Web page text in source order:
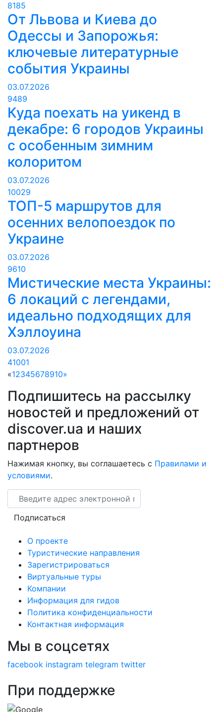
8185
От Львова и Киева до
Одессы и Запорожья:
ключевые литературные
события Украины
03.07.2026
9489
Куда поехать на уикенд в
декабре: 6 городов Украины
с особенным зимним
колоритом
03.07.2026
10029
ТОП-5 маршрутов для
осенних велопоездок по
Украине
03.07.2026
9610
Мистические места Украины:
6 локаций с легендами,
идеально подходящих для
Хэллоуина
03.07.2026
41001
«12345678910»
Подпишитесь на рассылку
новостей и предложений от
discover.ua и наших
партнеров
Нажимая кнопку, вы соглашаетесь с Правилами и
условиями.
Email
Подписаться
О проекте
Туристические направления
Зарегистрироваться
Виртуальные туры
Компании
Информация для гидов
Политика конфиденциальности
Контактная информация
Мы в соцсетях
facebook instagram telegram twitter
При поддержке